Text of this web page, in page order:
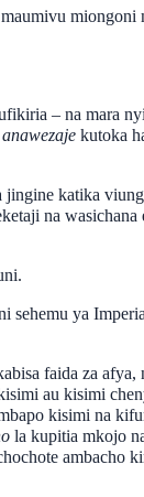
miongoni
– na mara
anawezaje kutoka
jingine katika
na wasichana
sehemu ya
faida za
au kisimi
kisimi na
la kupitia mkojo
ambacho